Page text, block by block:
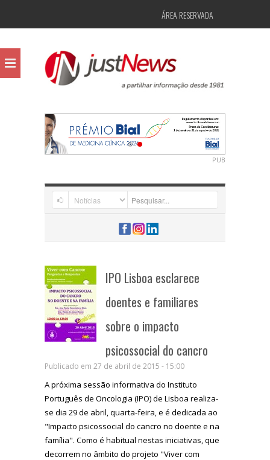
ÁREA RESERVADA
PUB
IPO Lisboa esclarece
doentes e familiares
sobre o impacto
psicossocial do cancro
Publicado em 27 de abril de 2015 - 15:00
A próxima sessão informativa do Instituto
Português de Oncologia (IPO) de Lisboa realiza-
se dia 29 de abril, quarta-feira, e é dedicada ao
"Impacto psicossocial do cancro no doente e na
família". Como é habitual nestas iniciativas, que
decorrem no âmbito do projeto "Viver com